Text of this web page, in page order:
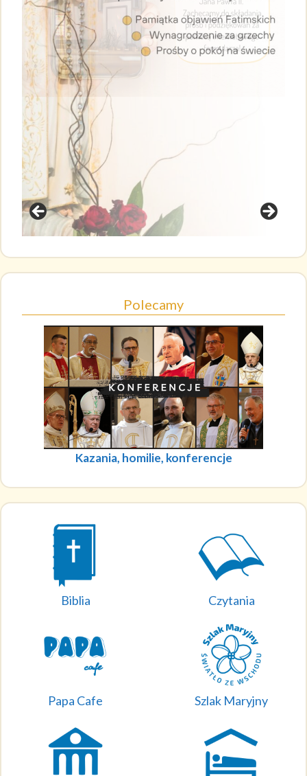
Polecamy
Kazania, homilie, konferencje
Biblia Czytania
Papa Cafe Szlak Maryjny